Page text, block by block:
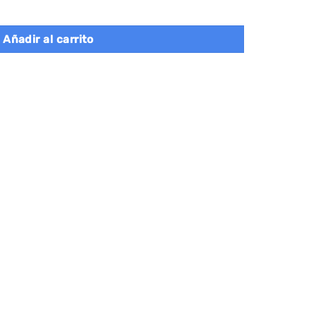
de Bambú Blanco Nube cantidad
Añadir al carrito